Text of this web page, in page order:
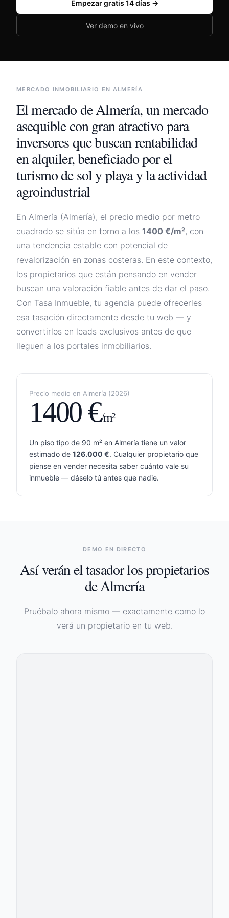
México
🇦🇷Argentina 🇨🇴Colombia
🇨🇱Chile
Empezar gratis 14 días →
Ver demo en vivo
MERCADO INMOBILIARIO EN ALMERÍA
El mercado deAlmería,un mercado
asequible con gran atractivo para
inversores que buscan rentabilidad
en alquiler, beneficiado por el
turismo de sol y playa y la actividad
agroindustrial
En Almería (Almería), el precio medio por metro
cuadrado se sitúa en torno a los 1400 €/m², con
una tendencia estable con potencial de
revalorización en zonas costeras. En este contexto,
los propietarios que están pensando en vender
buscan una valoración fiable antes de dar el paso.
Con Tasa Inmueble, tu agencia puede ofrecerles
esa tasación directamente desde tu web — y
convertirlos en leads exclusivos antes de que
lleguen a los portales inmobiliarios.
Precio medio en Almería (2026)
1400€/m²
Un piso tipo de 90 m² en Almería tiene un valor
estimado de 126.000 €. Cualquier propietario que
piense en vender necesita saber cuánto vale su
inmueble — dáselo tú antes que nadie.
DEMO EN DIRECTO
Así verán el tasador los propietarios
deAlmería
Pruébalo ahora mismo — exactamente como lo
verá un propietario en tu web.